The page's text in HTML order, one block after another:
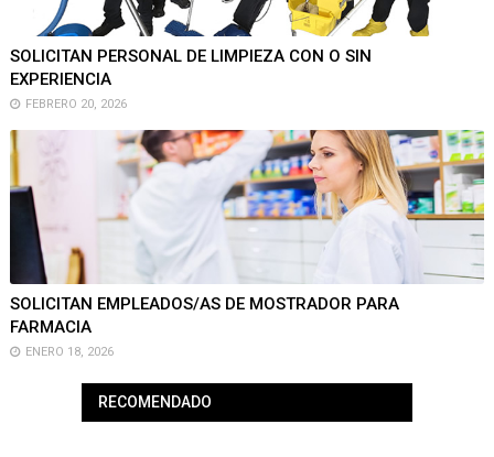
SOLICITAN PERSONAL DE LIMPIEZA CON O SIN
EXPERIENCIA
FEBRERO 20, 2026
SOLICITAN EMPLEADOS/AS DE MOSTRADOR PARA
FARMACIA
ENERO 18, 2026
RECOMENDADO